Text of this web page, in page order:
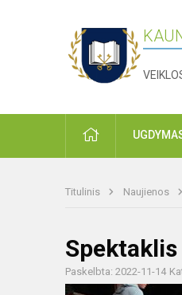
PRADŽIA
Titulinis Naujienos
Spektaklis
Paskelbta: 2022-11-14